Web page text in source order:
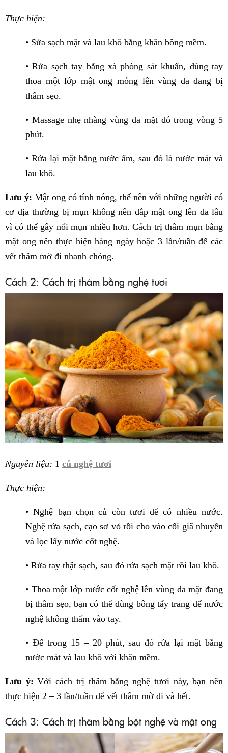
Thực hiện:
• Sửa sạch mặt và lau khô bằng khăn bông mềm.
• Rửa sạch tay bằng xà phòng sát khuẩn, dùng tay
thoa một lớp mật ong mỏng lên vùng da đang bị
thâm sẹo.
• Massage nhẹ nhàng vùng da mặt đó trong vòng 5
phút.
• Rửa lại mặt bằng nước ấm, sau đó là nước mát và
lau khô.
Lưu ý: Mật ong có tính nóng, thế nên với những người có
cơ địa thường bị mụn không nên đắp mật ong lên da lâu
vì có thể gây nổi mụn nhiều hơn. Cách trị thâm mụn bằng
mật ong nên thực hiện hàng ngày hoặc 3 lần/tuần để các
vết thâm mờ đi nhanh chóng.
Cách 2: Cách trị thâm bằng nghệ tươi
Nguyên liệu: 1 củ nghệ tươi
Thực hiện:
• Nghệ bạn chọn củ còn tươi để có nhiều nước.
Nghệ rửa sạch, cạo sơ vỏ rồi cho vào cối giã nhuyễn
và lọc lấy nước cốt nghệ.
• Rửa tay thật sạch, sau đó rửa sạch mặt rồi lau khô.
• Thoa một lớp nước cốt nghệ lên vùng da mặt đang
bị thâm sẹo, bạn có thể dùng bông tẩy trang để nước
nghệ không thấm vào tay.
• Để trong 15 – 20 phút, sau đó rửa lại mặt bằng
nước mát và lau khô với khăn mềm.
Lưu ý: Với cách trị thâm bằng nghệ tươi này, bạn nên
thực hiện 2 – 3 lần/tuần để vết thâm mờ đi và hết.
Cách 3: Cách trị thâm bằng bột nghệ và mật ong